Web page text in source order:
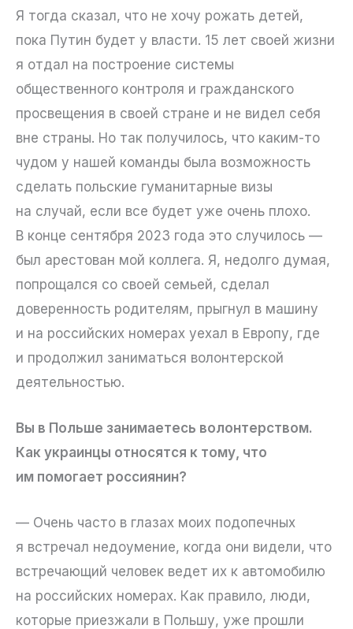
Я тогда сказал, что не хочу рожать детей,
пока Путин будет у власти. 15 лет своей жизни
я отдал на построение системы
общественного контроля и гражданского
просвещения в своей стране и не видел себя
вне страны. Но так получилось, что каким-то
чудом у нашей команды была возможность
сделать польские гуманитарные визы
на случай, если все будет уже очень плохо.
В конце сентября 2023 года это случилось —
был арестован мой коллега. Я, недолго думая,
попрощался со своей семьей, сделал
доверенность родителям, прыгнул в машину
и на российских номерах уехал в Европу, где
и продолжил заниматься волонтерской
деятельностью.
Вы в Польше занимаетесь волонтерством.
Как украинцы относятся к тому, что
им помогает россиянин?
— Очень часто в глазах моих подопечных
я встречал недоумение, когда они видели, что
встречающий человек ведет их к автомобилю
на российских номерах. Как правило, люди,
которые приезжали в Польшу, уже прошли